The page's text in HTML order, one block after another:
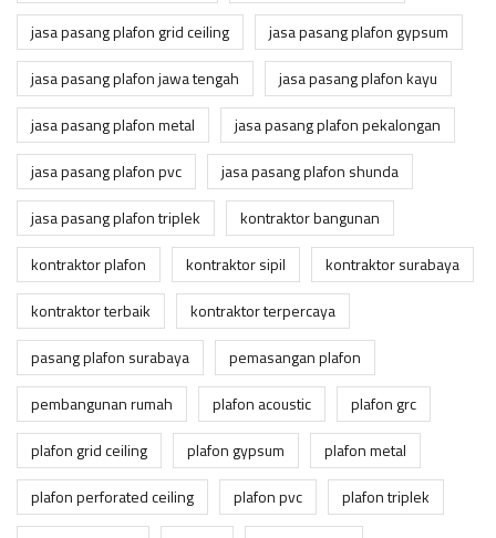
jasa pasang plafon grid ceiling
jasa pasang plafon gypsum
jasa pasang plafon jawa tengah
jasa pasang plafon kayu
jasa pasang plafon metal
jasa pasang plafon pekalongan
jasa pasang plafon pvc
jasa pasang plafon shunda
jasa pasang plafon triplek
kontraktor bangunan
kontraktor plafon
kontraktor sipil
kontraktor surabaya
kontraktor terbaik
kontraktor terpercaya
pasang plafon surabaya
pemasangan plafon
pembangunan rumah
plafon acoustic
plafon grc
plafon grid ceiling
plafon gypsum
plafon metal
plafon perforated ceiling
plafon pvc
plafon triplek